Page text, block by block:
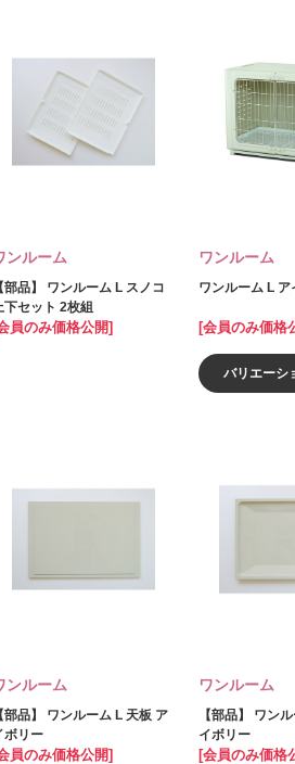
ンルーム
【部品】 ワンルーム L スノコ
下セット 2枚組
員のみ価格公開]
ワンルーム
ワンルーム L ア
[会員のみ価格
バリエーシ
ンルーム
【部品】 ワンルーム L 天板 ア
ボリー
員のみ価格公開]
ワンルーム
【部品】 ワン
イボリー
[会員のみ価格